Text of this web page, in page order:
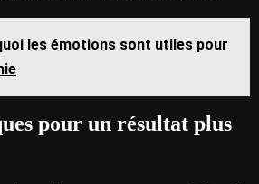
les émotions sont utiles pour
pour un résultat plus